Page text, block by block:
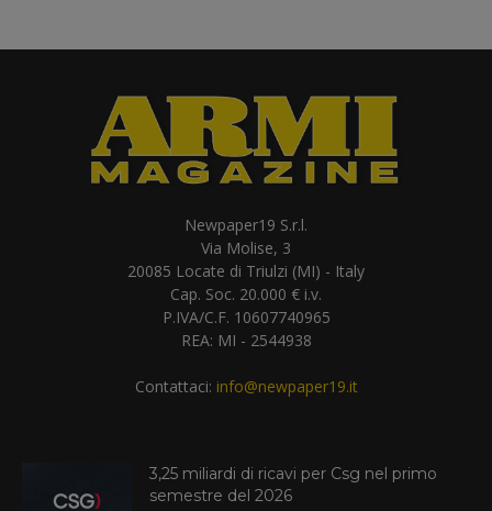
Newpaper19 S.r.l.
Via Molise, 3
20085 Locate di Triulzi (MI) - Italy
Cap. Soc. 20.000 € i.v.
P.IVA/C.F. 10607740965
REA: MI - 2544938
Contattaci: info@newpaper19.it
3,25 miliardi di ricavi per Csg nel primo
semestre del 2026